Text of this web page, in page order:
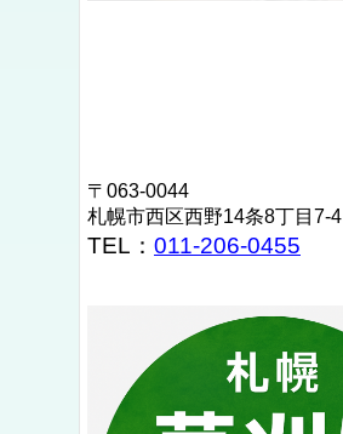
〒063-0044
札幌市西区西野14条8丁目7-4
TEL： 011-206-0455